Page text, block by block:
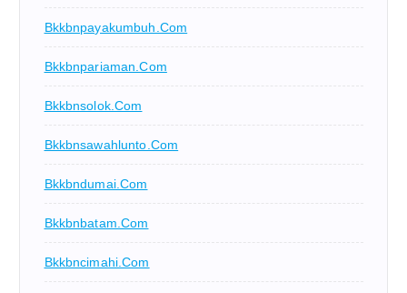
Bkkbnpayakumbuh.com
Bkkbnpariaman.com
Bkkbnsolok.com
Bkkbnsawahlunto.com
Bkkbndumai.com
Bkkbnbatam.com
Bkkbncimahi.com